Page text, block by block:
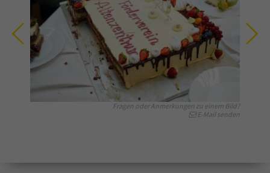
Fragen oder Anmerkungen zu einem Bild?
E-Mail senden